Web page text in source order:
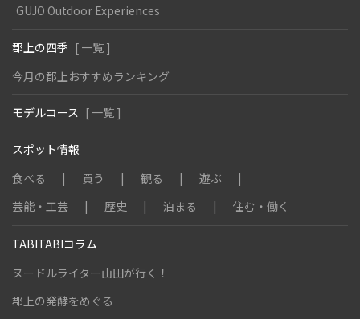
GUJO Outdoor Experiences
郡上の四季 [ 一覧 ]
今月の郡上おすすめランキング
モデルコース [ 一覧 ]
スポット情報
食べる
買う 観る
遊ぶ
芸能・工芸
歴史 泊まる 住む・働く
TABITABIコラム
ヌードルライター山田が行く！
郡上の発酵をめぐる